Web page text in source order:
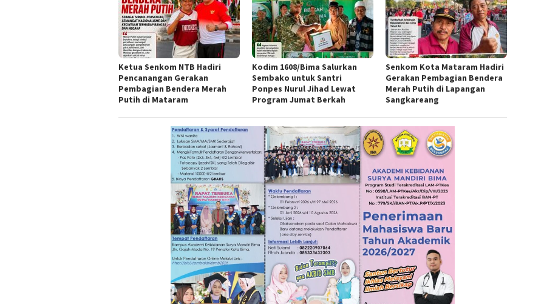
Ketua Senkom NTB Hadiri
Pencanangan Gerakan
Pembagian Bendera Merah
Putih di Mataram
Kodim 1608/Bima Salurkan
Sembako untuk Santri
Ponpes Nurul Jihad Lewat
Program Jumat Berkah
Senkom Kota Mataram Hadiri
Gerakan Pembagian Bendera
Merah Putih di Lapangan
Sangkareang